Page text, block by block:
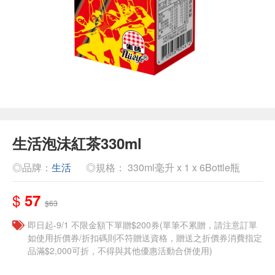
生活泡沬紅茶330ml
◎品牌： 生活 ◎規格： 330ml毫升 x 1 x 6Bottle瓶
$ 57 $63
即日起-9/1 不限金額下單贈$200券(單筆不累贈，請注意訂單
如使用折價券/折扣碼則不符贈送資格，贈送之折價券消費指定
品滿$2,000可折，不得與其他優惠活動合併使用)